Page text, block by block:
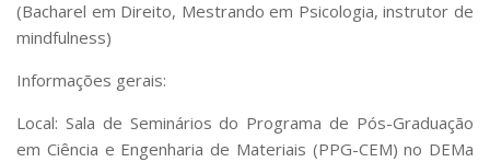
(Bacharel em Direito, Mestrando em Psicologia, instrutor de
mindfulness)
Informações gerais:
Local: Sala de Seminários do Programa de Pós-Graduação
em Ciência e Engenharia de Materiais (PPG-CEM) no DEMa